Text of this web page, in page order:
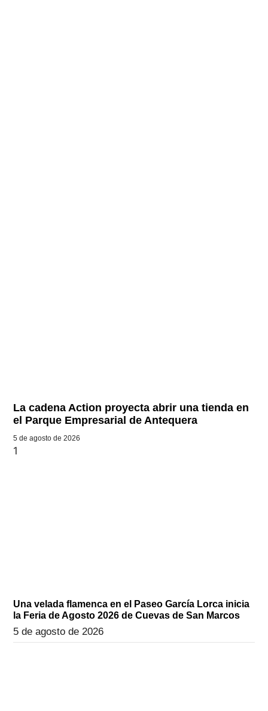
La cadena Action proyecta abrir una tienda en
el Parque Empresarial de Antequera
5 de agosto de 2026
Una velada flamenca en el Paseo García Lorca inicia
la Feria de Agosto 2026 de Cuevas de San Marcos
5 de agosto de 2026